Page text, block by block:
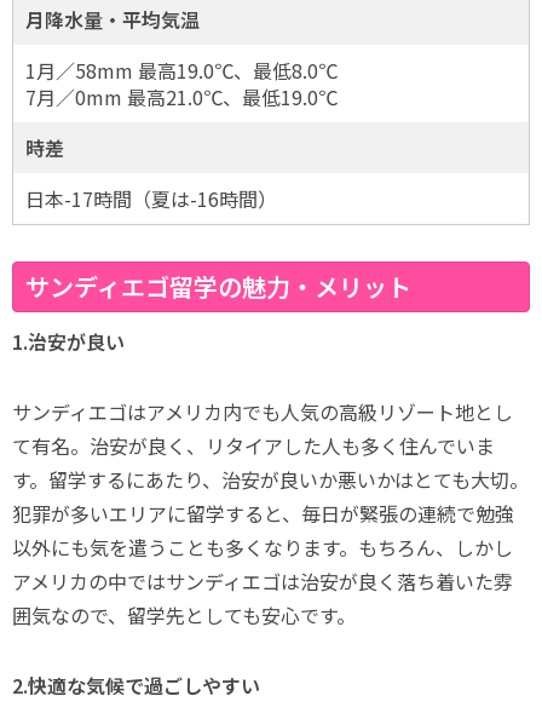
月降水量・平均気温
1月／58mm 最高19.0℃、最低8.0℃
7月／0mm 最高21.0℃、最低19.0℃
時差
日本-17時間（夏は-16時間）
サンディエゴ留学の魅力・メリット
1.治安が良い
サンディエゴはアメリカ内でも人気の高級リゾート地とし
て有名。治安が良く、リタイアした人も多く住んでいま
す。留学するにあたり、治安が良いか悪いかはとても大切。
犯罪が多いエリアに留学すると、毎日が緊張の連続で勉強
以外にも気を遣うことも多くなります。もちろん、しかし
アメリカの中ではサンディエゴは治安が良く落ち着いた雰
囲気なので、留学先としても安心です。
2.快適な気候で過ごしやすい